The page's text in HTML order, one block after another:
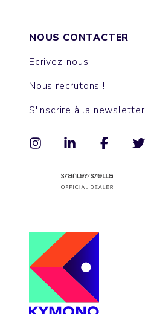
NOUS CONTACTER
Ecrivez-nous
Nous recrutons !
S'inscrire à la newsletter